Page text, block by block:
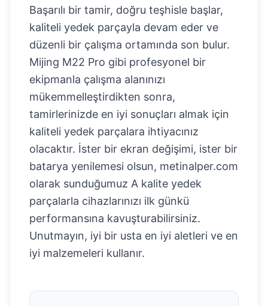
Başarılı bir tamir, doğru teşhisle başlar,
kaliteli yedek parçayla devam eder ve
düzenli bir çalışma ortamında son bulur.
Mijing M22 Pro gibi profesyonel bir
ekipmanla çalışma alanınızı
mükemmelleştirdikten sonra,
tamirlerinizde en iyi sonuçları almak için
kaliteli yedek parçalara ihtiyacınız
olacaktır. İster bir ekran değişimi, ister bir
batarya yenilemesi olsun, metinalper.com
olarak sunduğumuz A kalite yedek
parçalarla cihazlarınızı ilk günkü
performansına kavuşturabilirsiniz.
Unutmayın, iyi bir usta en iyi aletleri ve en
iyi malzemeleri kullanır.